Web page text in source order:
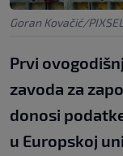
Goran Kovačić/
Prvi
zavoda za
donosi
u Europskoj